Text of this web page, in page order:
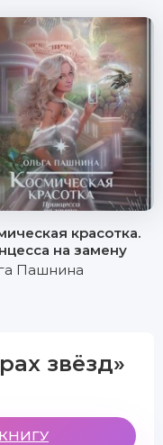
красотка.
на замену
Пашнина
звёзд»